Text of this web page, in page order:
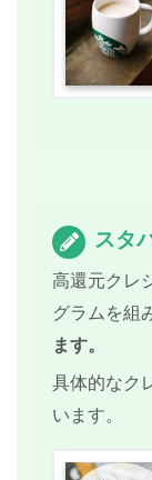
スタ
高還元クレ
グラムを組
ます。
具体的なク
います。